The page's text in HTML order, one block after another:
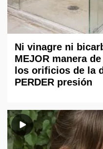
Ni vinagre ni
MEJOR manera
los orificios de la
PERDER presión